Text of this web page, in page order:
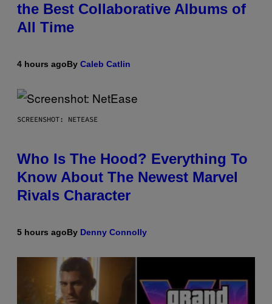
the Best Collaborative Albums of
All Time
4 hours agoBy Caleb Catlin
SCREENSHOT: NETEASE
Who Is The Hood? Everything To
Know About The Newest Marvel
Rivals Character
5 hours agoBy Denny Connolly